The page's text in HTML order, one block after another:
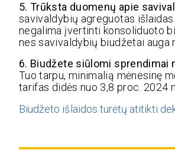
5. Trūksta duomenų apie
savivaldybių agreguotas
negalima įvertinti konsoliduoto
nes savivaldybių biudžetai
6. Biudžete siūlomi sprendimai
Tuo tarpu, minimalią mėnesinę
tarifas didės nuo 3,8 proc. 2024
Biudžeto išlaidos turėtų atitikti